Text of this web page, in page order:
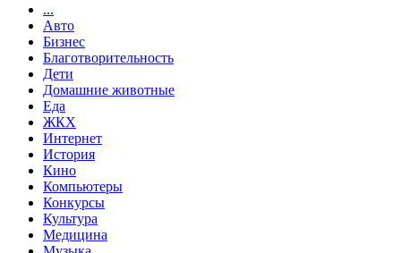
...
Авто
Бизнес
Благотворительность
Дети
Домашние животные
Еда
ЖКХ
Интернет
История
Кино
Компьютеры
Конкурсы
Культура
Медицина